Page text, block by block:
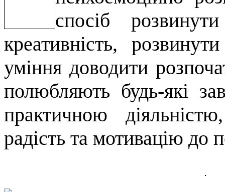
спосіб
креативність,
уміння доводити
полюбляють будь-які
практичною
радість та мотивацію